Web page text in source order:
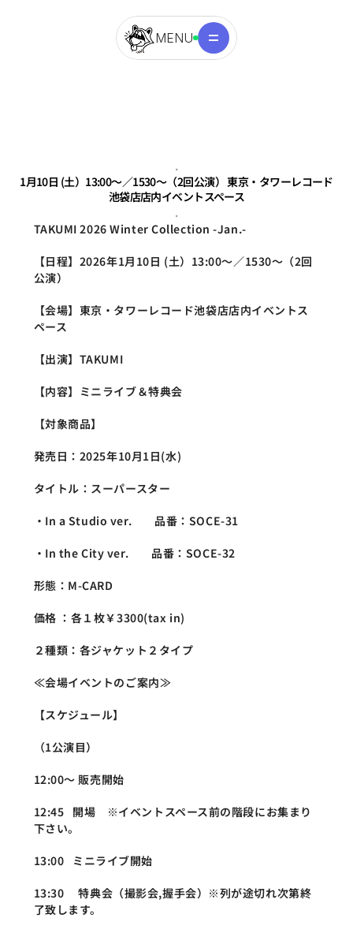
MENU
.
1月10日 (土）13:00～／1530～（2回公演） 東京・タワーレコード
池袋店店内イベントスペース
.
TAKUMI 2026 Winter Collection -Jan.-
【日程】2026年1月10日 (土）13:00～／1530～（2回
公演）
【会場】東京・タワーレコード池袋店店内イベントス
ペース
【出演】TAKUMI
【内容】ミニライブ＆特典会
【対象商品】
発売日：2025年10月1日(水)
タイトル：スーパースター
・In a Studio ver.　　品番：SOCE-31
・In the City ver.　　品番：SOCE-32
形態：M-CARD
価格 ：各１枚￥3300(tax in)
２種類：各ジャケット２タイプ
≪会場イベントのご案内≫
【スケジュール】
（1公演目）
12:00～ 販売開始
12:45   開場　※イベントスペース前の階段にお集まり
下さい。
13:00   ミニライブ開始
13:30 　特典会（撮影会,握手会）※列が途切れ次第終
了致します。